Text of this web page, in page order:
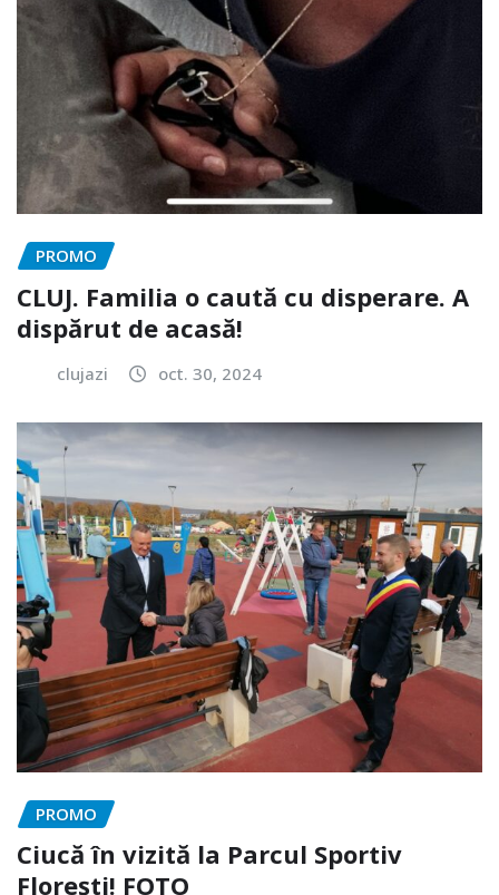
PROMO
CLUJ. Familia o caută cu disperare. A
dispărut de acasă!
clujazi oct. 30, 2024
PROMO
Ciucă în vizită la Parcul Sportiv
Florești! FOTO